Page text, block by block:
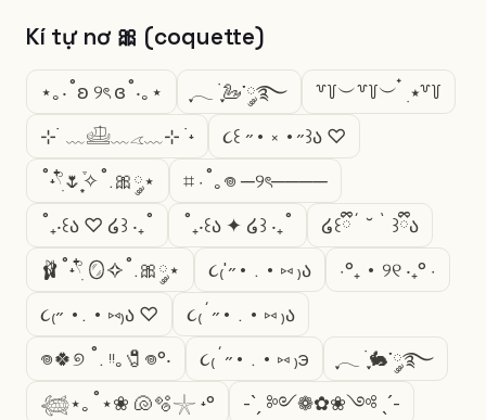
Kí tự nơ 🎀 (coquette)
⋆｡‧˚ʚ ୨ৎ ɞ˚‧｡⋆ ִֶָ𓂃 ࣪ ִֶָ🦢་༘࿐
꒷꒦︶꒷꒦︶ ๋ ࣭ ⭑꒷꒦
⊹ ࣪ ﹏𓊝﹏𓂁﹏⊹ ࣪ ˖
૮꒰ ˶• ༝ •˶꒱ა ♡
˚˖𓍢ִ໋🌷͙֒✧˚.🎀༘⋆
⌗ ⋅˚｡𖦹 ─୨ৎ────
˚₊‧꒰ა ♡ ໒꒱ ‧₊˚
˚₊‧꒰ა ✦ ໒꒱ ‧₊˚
໒꒰ྀི´ ˘ ` ꒱ྀིა
🩰˚˖𓍢ִ໋ 🪞✧˚.🎀༘⋆
૮₍'˶• . • ⑅ ₎ა
⋅°₊ • ୨୧ ‧₊° ⋅
૮₍˶ •. • ⑅₎ა ♡
૮₍´˶• . • ⑅ ₎ა
𖦹🍀୭ ˚. ᵎᵎ｡🧷𖦹°‧
૮₍´˶• . • ⑅ ₎э
ִֶָ𓂃 ࣪ ִֶָ🐇་༘࿐
𓆉⋆｡˚⋆❀ 🐚🫧𓇼 ˖°
-ˋˏ ༻❁✿❀༺ ˎˊ-